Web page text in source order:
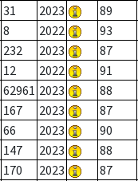
31 2023 89
8 2022 93
232 2023 87
12 2022 91
62961 2023 88
167 2023 87
66 2023 90
147 2023 88
170 2023 87